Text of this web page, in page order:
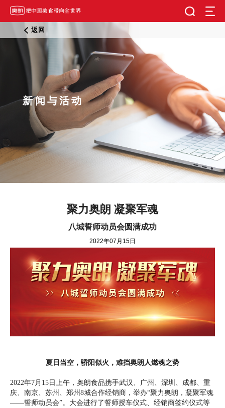
返回
新闻与活动
聚力奥朗 凝聚军魂
八城誓师动员会圆满成功
2022年07月15日
夏日当空，骄阳似火， 难挡奥朗人燃魂之势
2022年7月15日上午，奥朗食品携手武汉、广州、深圳、成都、重
庆、南京、苏州、郑州8城合作经销商，举办“聚力奥朗，凝聚军魂
——誓师动员会”。大会进行了誓师授车仪式、经销商签约仪式等